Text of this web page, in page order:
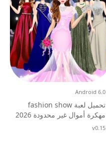
تحميل لعبة fashion show
مهكرة أموال غير محدودة 2026
Android 6.0
v0.15